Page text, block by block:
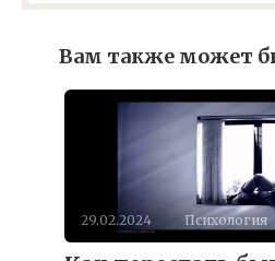
Вам также может
29.02.2024 Психология